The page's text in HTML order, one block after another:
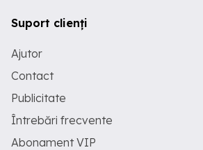
Suport clienți
Ajutor
Contact
Publicitate
Întrebări frecvente
Abonament VIP